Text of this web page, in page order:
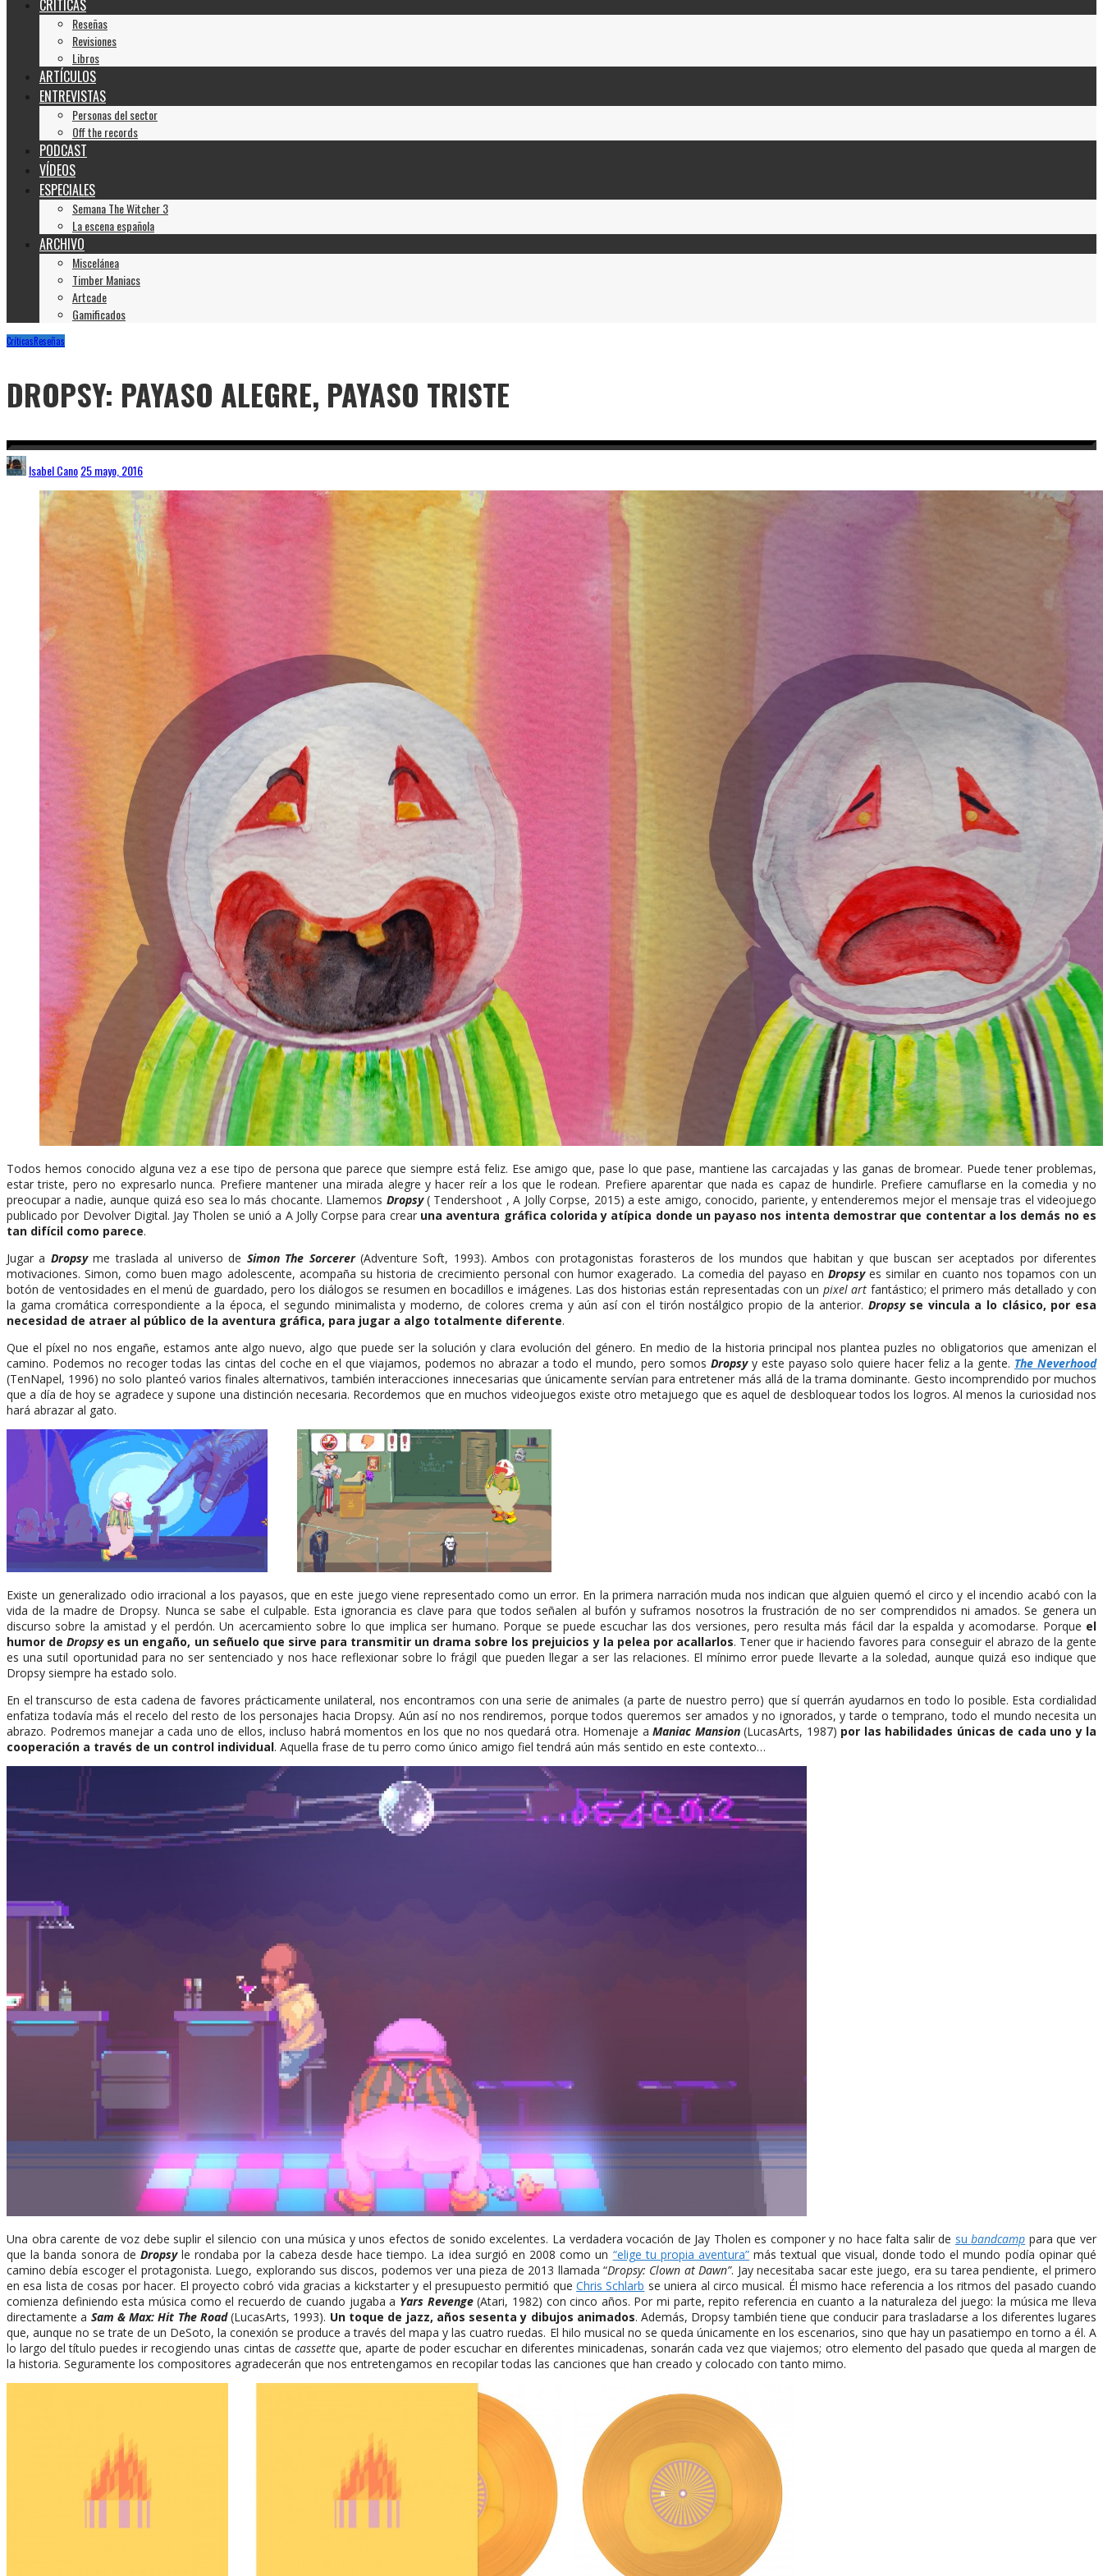
CRÍTICAS
Reseñas
Revisiones
Libros
ARTÍCULOS
ENTREVISTAS
Personas del sector
Off the records
PODCAST
VÍDEOS
ESPECIALES
Semana The Witcher 3
La escena española
ARCHIVO
Miscelánea
Timber Maniacs
Artcade
Gamificados
CríticasReseñas
DROPSY: PAYASO ALEGRE, PAYASO TRISTE
Isabel Cano25 mayo, 2016
Todos hemos conocido alguna vez a ese tipo de persona que parece que siempre está feliz. Ese amigo que, pase lo que pase, mantiene las carcajadas y las ganas de bromear. Puede tener problemas,
estar triste, pero no expresarlo nunca. Prefiere mantener una mirada alegre y hacer reír a los que le rodean. Prefiere aparentar que nada es capaz de hundirle. Prefiere camuflarse en la comedia y no
preocupar a nadie, aunque quizá eso sea lo más chocante. Llamemos Dropsy( Tendershoot , A Jolly Corpse, 2015) a este amigo, conocido, pariente, y entenderemos mejor el mensaje tras el videojuego
publicado por Devolver Digital. Jay Tholen se unió a A Jolly Corpse para crearuna aventura gráfica colorida y atípica donde un payaso nos intenta demostrar que contentar a los demás no es
tan difícil como parece.
Jugar a Dropsyme traslada al universo de Simon The Sorcerer (Adventure Soft, 1993). Ambos con protagonistas forasteros de los mundos que habitan y que buscan ser aceptados por diferentes
motivaciones. Simon, como buen mago adolescente, acompaña su historia de crecimiento personal con humor exagerado. La comedia del payaso enDropsyes similar en cuanto nos topamos con un
botón de ventosidades en el menú de guardado, pero los diálogos se resumen en bocadillos e imágenes. Las dos historias están representadas con un pixel art fantástico; el primero más detallado y con
la gama cromática correspondiente a la época, el segundo minimalista y moderno, de colores crema y aún así con el tirón nostálgico propio de la anterior. Dropsy se vincula a lo clásico, por esa
necesidad de atraer al público de la aventura gráfica, para jugar a algo totalmente diferente.
Que el píxel no nos engañe, estamos ante algo nuevo, algo que puede ser la solución y clara evolución del género. En medio de la historia principal nos plantea puzles no obligatorios que amenizan el
camino. Podemos no recoger todas las cintas del coche en el que viajamos, podemos no abrazar a todo el mundo, pero somos Dropsyy este payaso solo quiere hacer feliz a la gente. The Neverhood
(TenNapel, 1996) no solo planteó varios finales alternativos, también interacciones innecesarias que únicamente servían para entretener más allá de la trama dominante. Gesto incomprendido por muchos
que a día de hoy se agradece y supone una distinción necesaria. Recordemos que en muchos videojuegos existe otro metajuego que es aquel de desbloquear todos los logros. Al menos la curiosidad nos
hará abrazar al gato.
Existe un generalizado odio irracional a los payasos, que en este juego viene representado como un error. En la primera narración muda nos indican que alguien quemó el circo y el incendio acabó con la
vida de la madre de Dropsy. Nunca se sabe el culpable. Esta ignorancia es clave para que todos señalen al bufón y suframos nosotros la frustración de no ser comprendidos ni amados. Se genera un
discurso sobre la amistad y el perdón. Un acercamiento sobre lo que implica ser humano. Porque se puede escuchar las dos versiones, pero resulta más fácil dar la espalda y acomodarse. Porque el
humor deDropsyes un engaño, un señuelo que sirve para transmitir un drama sobre los prejuicios y la pelea por acallarlos. Tener que ir haciendo favores para conseguir el abrazo de la gente
es una sutil oportunidad para no ser sentenciado y nos hace reflexionar sobre lo frágil que pueden llegar a ser las relaciones. El mínimo error puede llevarte a la soledad, aunque quizá eso indique que
Dropsy siempre ha estado solo.
En el transcurso de esta cadena de favores prácticamente unilateral, nos encontramos con una serie de animales (a parte de nuestro perro) que sí querrán ayudarnos en todo lo posible. Esta cordialidad
enfatiza todavía más el recelo del resto de los personajes hacia Dropsy. Aún así no nos rendiremos, porque todos queremos ser amados y no ignorados, y tarde o temprano, todo el mundo necesita un
abrazo. Podremos manejar a cada uno de ellos, incluso habrá momentos en los que no nos quedará otra. Homenaje a Maniac Mansion (LucasArts, 1987) por las habilidades únicas de cada uno y la
cooperación a través de un control individual. Aquella frase de tu perro como único amigo fiel tendrá aún más sentido en este contexto…
Una obra carente de voz debe suplir el silencio con una música y unos efectos de sonido excelentes. La verdadera vocación de Jay Tholen es componer y no hace falta salir de subandcamp para que ver
que la banda sonora de Dropsy le rondaba por la cabeza desde hace tiempo. La idea surgió en 2008 como un “elige tu propia aventura” más textual que visual, donde todo el mundo podía opinar qué
camino debía escoger el protagonista. Luego, explorando sus discos, podemos ver una pieza de 2013 llamada “Dropsy: Clown at Dawn”. Jay necesitaba sacar este juego, era su tarea pendiente, el primero
en esa lista de cosas por hacer. El proyecto cobró vida gracias a kickstarter y el presupuesto permitió queChris Schlarb se uniera al circo musical. Él mismo hace referencia a los ritmos del pasado cuando
comienza definiendo esta música como el recuerdo de cuando jugaba a Yars Revenge(Atari, 1982) con cinco años. Por mi parte, repito referencia en cuanto a la naturaleza del juego: la música me lleva
directamente a Sam & Max: Hit The Road(LucasArts, 1993). Un toque de jazz, años sesenta y dibujos animados. Además, Dropsy también tiene que conducir para trasladarse a los diferentes lugares
que, aunque no se trate de un DeSoto, la conexión se produce a través del mapa y las cuatro ruedas. El hilo musical no se queda únicamente en los escenarios, sino que hay un pasatiempo en torno a él. A
lo largo del título puedes ir recogiendo unas cintas de cassetteque, aparte de poder escuchar en diferentes minicadenas, sonarán cada vez que viajemos; otro elemento del pasado que queda al margen de
la historia. Seguramente los compositores agradecerán que nos entretengamos en recopilar todas las canciones que han creado y colocado con tanto mimo.